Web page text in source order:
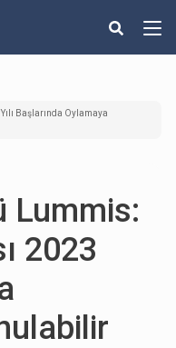
Başlarında Oylamaya
Lummis:
2023